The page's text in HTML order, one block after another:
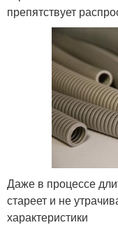
препятствует
Даже в процессе
стареет и не
характеристики